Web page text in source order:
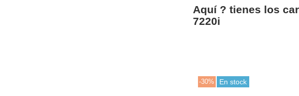
Aquí ? tienes los
7220i
-30% En stock